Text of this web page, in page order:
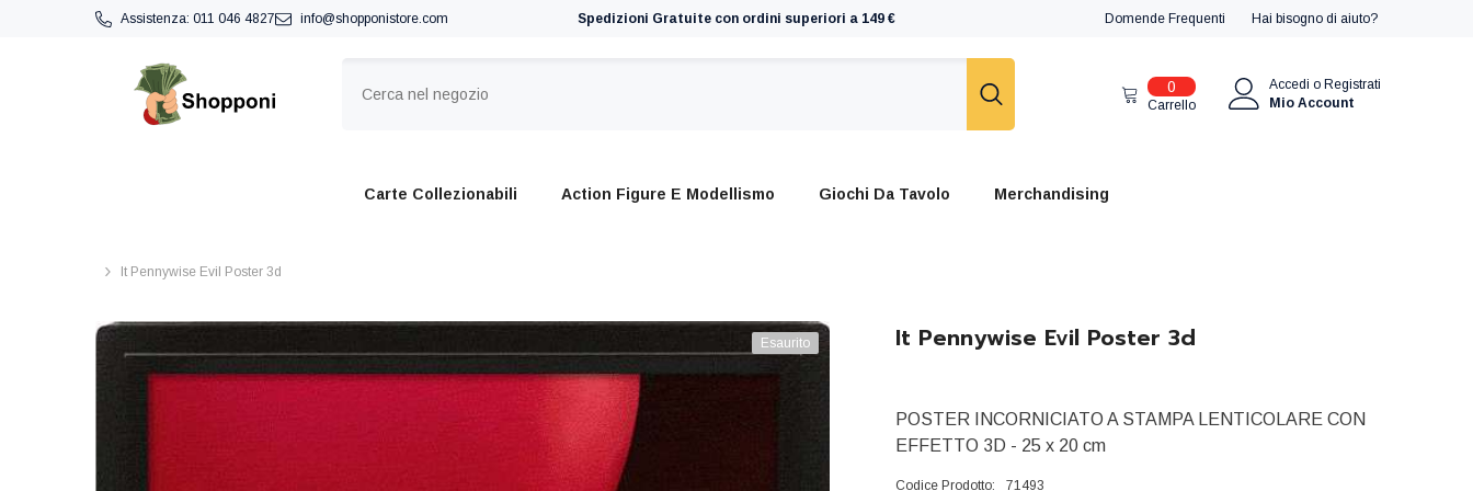
VAI DIRETTAMENTE AI CONTENUTIAssistenza: 011 046 4827 info@shopponistore.com Spedizioni Gratuite con ordini superiori a 149 € Domende Frequenti Hai bisogno di aiuto?
0
articoli
Carrello
Accedi o Registrati
Mio Account
Carte Collezionabili Action Figure E Modellismo Giochi Da Tavolo Merchandising
It Pennywise Evil Poster 3d
Esaurito It Pennywise Evil Poster 3d
POSTER INCORNICIATO A STAMPA LENTICOLARE CON
EFFETTO 3D - 25 x 20 cm
Codice Prodotto:
71493